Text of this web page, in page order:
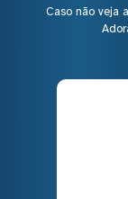
Caso não veja